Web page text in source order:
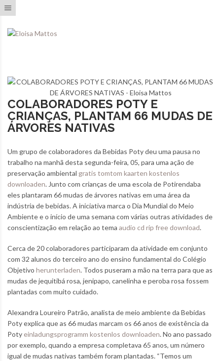
COLABORADORES POTY E
CRIANÇAS, PLANTAM 66 MUDAS DE
ÁRVORES NATIVAS
Um grupo de colaboradores da Bebidas Poty deu uma pausa no
trabalho na manhã desta segunda-feira, 05, para uma ação de
preservação ambiental gratis tomtom kaarten kostenlos
downloaden. Junto com crianças de uma escola de Potirendaba
eles plantaram 66 mudas de árvores nativas em uma área da
indústria de bebidas. A iniciativa marca o Dia Mundial do Meio
Ambiente e o início de uma semana com várias outras atividades de
conscientização em relação ao tema audio cd rip free download.
Cerca de 20 colaboradores participaram da atividade em conjunto
com 32 alunos do terceiro ano do ensino fundamental do Colégio
Objetivo herunterladen. Todos puseram a mão na terra para que as
mudas de jequitibá rosa, jenipapo, canelinha e peroba rosa fossem
plantadas com muito cuidado.
Alexandra Loureiro Patrão, analista de meio ambiente da Bebidas
Poty explica que as 66 mudas marcam os 66 anos de existência da
Potyeinladungsprogramm kostenlos downloaden. No ano passado
por exemplo, quando a empresa completava 65 anos, um número
igual de mudas nativas também foram plantadas. “Temos um